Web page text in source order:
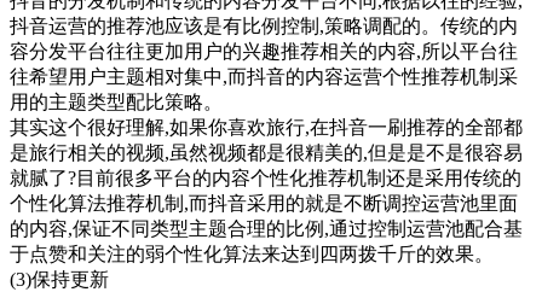
抖音运营的推荐池应该是有比例控制,策略调配的。传统的内
容分发平台往往更加用户的兴趣推荐相关的内容,所以平台往
往希望用户主题相对集中,而抖音的内容运营个性推荐机制采
用的主题类型配比策略。
其实这个很好理解,如果你喜欢旅行,在抖音一刷推荐的全部都
是旅行相关的视频,虽然视频都是很精美的,但是是不是很容易
就腻了?目前很多平台的内容个性化推荐机制还是采用传统的
个性化算法推荐机制,而抖音采用的就是不断调控运营池里面
的内容,保证不同类型主题合理的比例,通过控制运营池配合基
于点赞和关注的弱个性化算法来达到四两拨千斤的效果。
(3)保持更新